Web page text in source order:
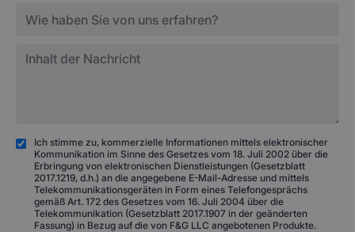
Ich stimme zu, kommerzielle Informationen mittels elektronischer
Kommunikation im Sinne des Gesetzes vom 18. Juli 2002 über die
Erbringung von elektronischen Dienstleistungen (Gesetzblatt
2017.1219, d.h.) an die angegebene E-Mail-Adresse und mittels
Telekommunikationsgeräten in Form eines Telefongesprächs
gemäß Art. 172 des Gesetzes vom 16. Juli 2004 über die
Telekommunikation (Gesetzblatt 2017.1907 in der geänderten
Fassung) in Bezug auf die von F&G LLC angebotenen Produkte.